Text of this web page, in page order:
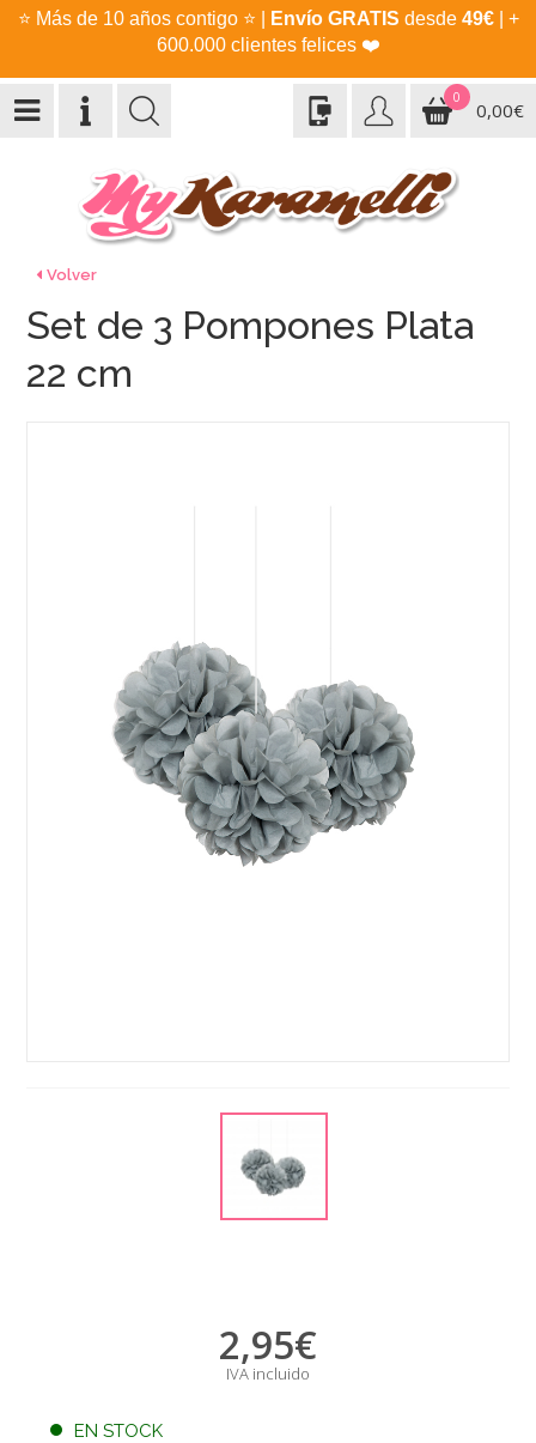
⭐ Más de 10 años contigo ⭐ Envío GRATIS desde 49€| +
600.000 clientes felices ❤️
0
0,00€
Volver
Set de 3 Pompones Plata
22 cm
2,95€
IVA incluido
EN STOCK